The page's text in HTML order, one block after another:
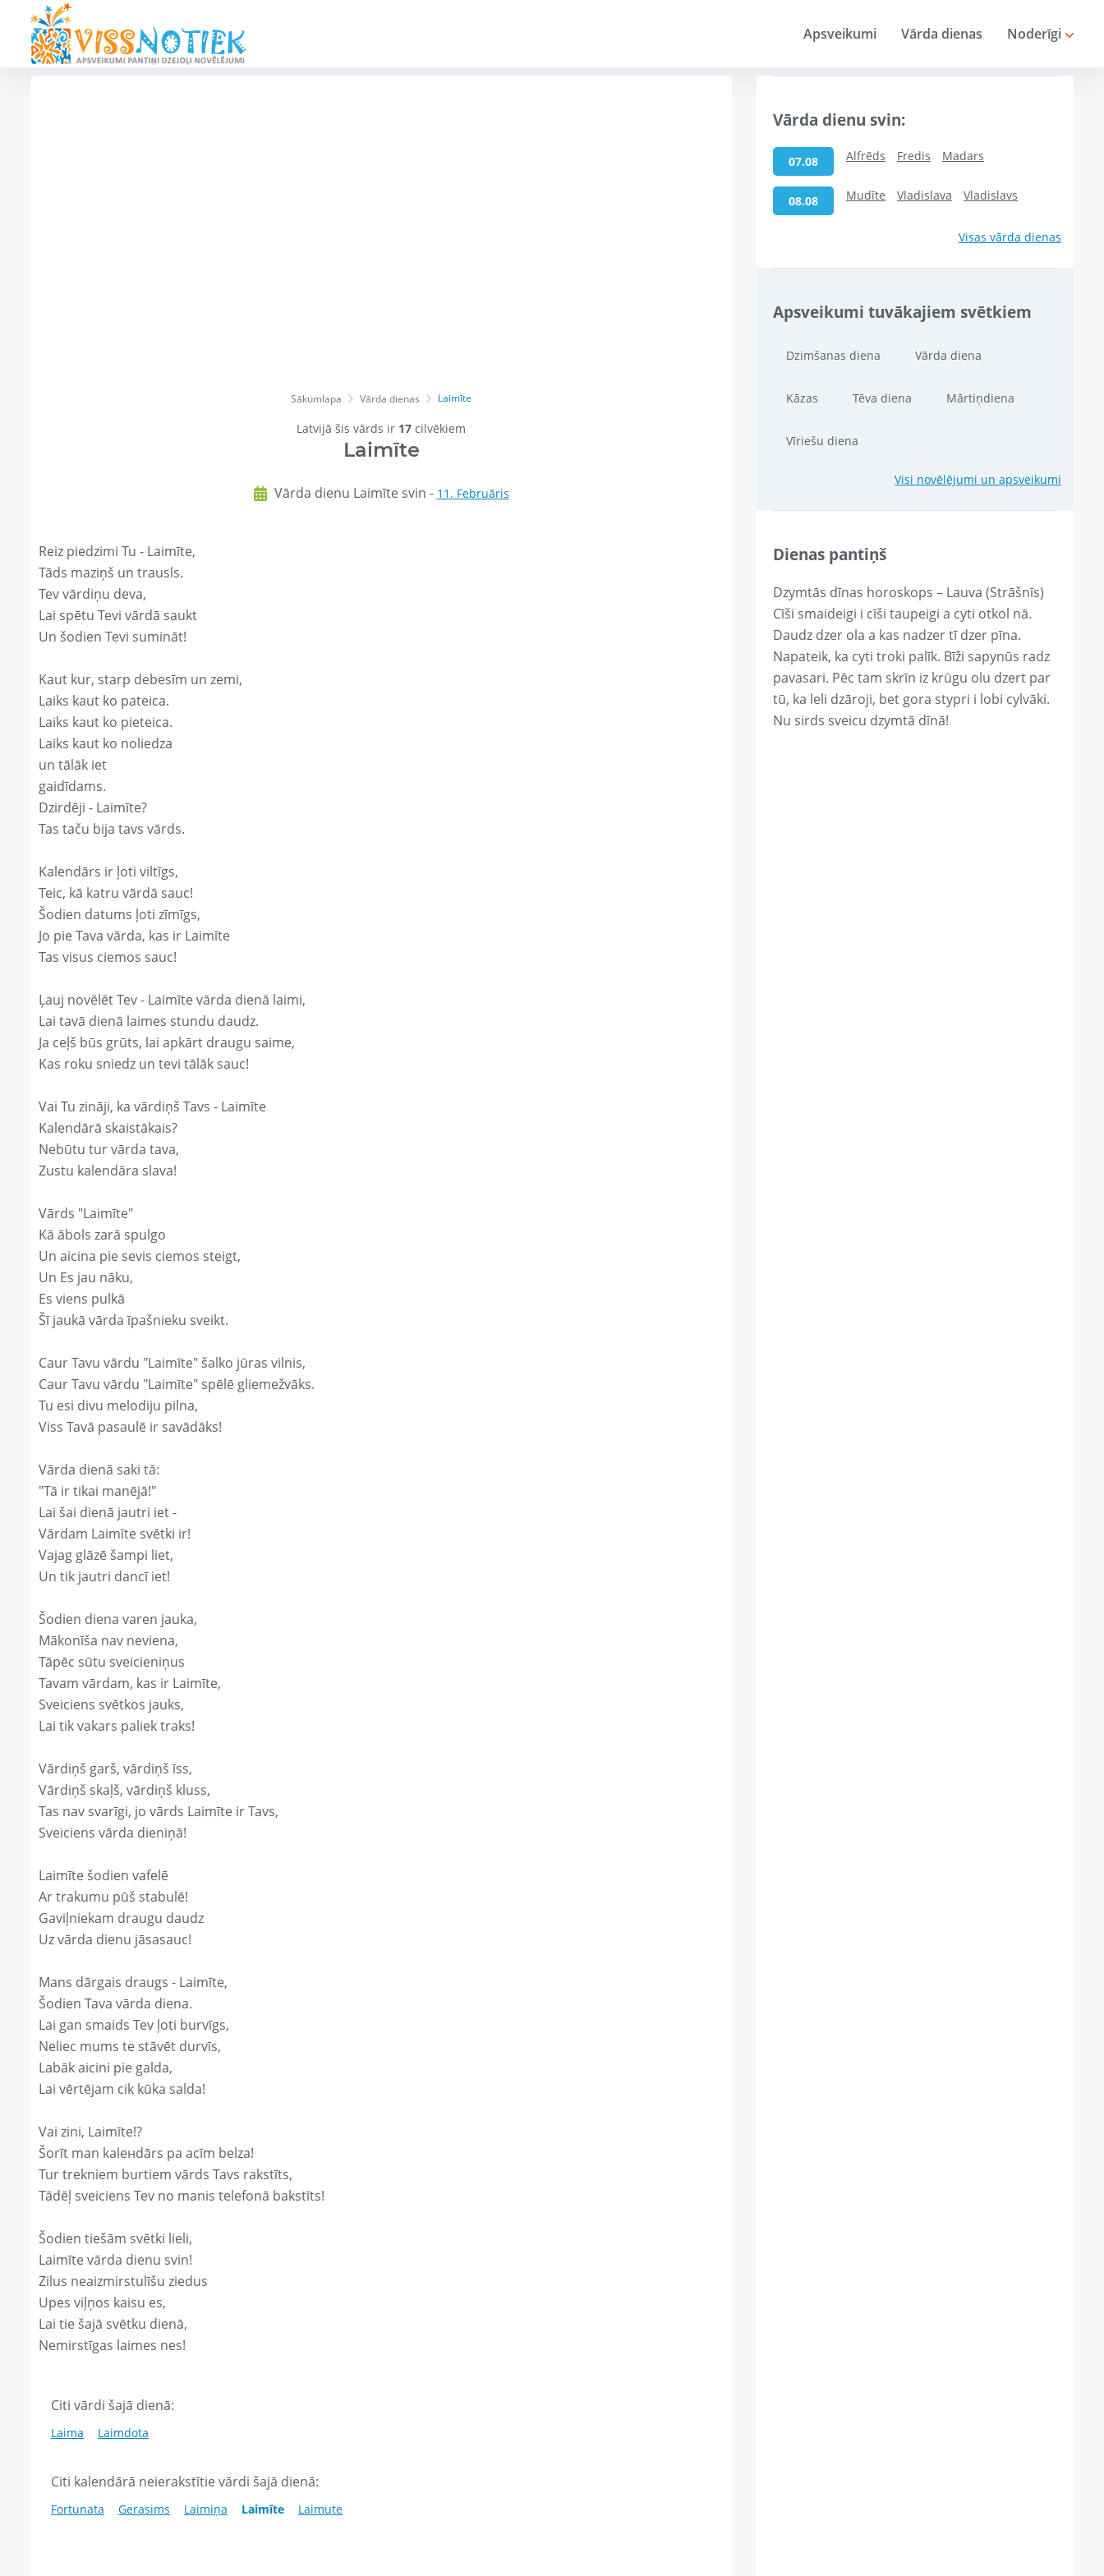
Apsveikumi Vārda dienas Noderīgi
Sākumlapa Vārda dienas Laimīte
Latvijā šis vārds ir 17 cilvēkiem
Laimīte
Vārda dienu Laimīte svin - 11. Februāris
Reiz piedzimi Tu - Laimīte,
Tāds maziņš un trausls.
Tev vārdiņu deva,
Lai spētu Tevi vārdā saukt
Un šodien Tevi sumināt!
Kaut kur, starp debesīm un zemi,
Laiks kaut ko pateica.
Laiks kaut ko pieteica.
Laiks kaut ko noliedza
un tālāk iet
gaidīdams.
Dzirdēji - Laimīte?
Tas taču bija tavs vārds.
Kalendārs ir ļoti viltīgs,
Teic, kā katru vārdā sauc!
Šodien datums ļoti zīmīgs,
Jo pie Tava vārda, kas ir Laimīte
Tas visus ciemos sauc!
Ļauj novēlēt Tev - Laimīte vārda dienā laimi,
Lai tavā dienā laimes stundu daudz.
Ja ceļš būs grūts, lai apkārt draugu saime,
Kas roku sniedz un tevi tālāk sauc!
Vai Tu zināji, ka vārdiņš Tavs - Laimīte
Kalendārā skaistākais?
Nebūtu tur vārda tava,
Zustu kalendāra slava!
Vārds "Laimīte"
Kā ābols zarā spulgo
Un aicina pie sevis ciemos steigt,
Un Es jau nāku,
Es viens pulkā
Šī jaukā vārda īpašnieku sveikt.
Caur Tavu vārdu "Laimīte" šalko jūras vilnis,
Caur Tavu vārdu "Laimīte" spēlē gliemežvāks.
Tu esi divu melodiju pilna,
Viss Tavā pasaulē ir savādāks!
Vārda dienā saki tā:
"Tā ir tikai manējā!"
Lai šai dienā jautri iet -
Vārdam Laimīte svētki ir!
Vajag glāzē šampi liet,
Un tik jautri dancī iet!
Šodien diena varen jauka,
Mākonīša nav neviena,
Tāpēc sūtu sveicieniņus
Tavam vārdam, kas ir Laimīte,
Sveiciens svētkos jauks,
Lai tik vakars paliek traks!
Vārdiņš garš, vārdiņš īss,
Vārdiņš skaļš, vārdiņš kluss,
Tas nav svarīgi, jo vārds Laimīte ir Tavs,
Sveiciens vārda dieniņā!
Laimīte šodien vafelē
Ar trakumu pūš stabulē!
Gaviļniekam draugu daudz
Uz vārda dienu jāsasauc!
Mans dārgais draugs - Laimīte,
Šodien Tava vārda diena.
Lai gan smaids Tev ļoti burvīgs,
Neliec mums te stāvēt durvīs,
Labāk aicini pie galda,
Lai vērtējam cik kūka salda!
Vai zini, Laimīte!?
Šorīt man kaleнdārs pa acīm belza!
Tur trekniem burtiem vārds Tavs rakstīts,
Tādēļ sveiciens Tev no manis telefonā bakstīts!
Šodien tiešām svētki lieli,
Laimīte vārda dienu svin!
Zilus neaizmirstulīšu ziedus
Upes viļņos kaisu es,
Lai tie šajā svētku dienā,
Nemirstīgas laimes nes!
Citi vārdi šajā dienā:
Laima Laimdota
Citi kalendārā neierakstītie vārdi šajā dienā:
Fortunata Gerasims Laimiņa Laimīte Laimute
Vārda dienu svin:
07.08 Alfrēds Fredis Madars
08.08 Mudīte Vladislava Vladislavs
Visas vārda dienas
Apsveikumi tuvākajiem svētkiem
Dzimšanas diena Vārda diena
Kāzas Tēva diena Mārtiņdiena
Vīriešu diena
Visi novēlējumi un apsveikumi
Dienas pantiņš
Dzymtās dīnas horoskops – Lauva (Strāšnīs)
Cīši smaideigi i cīši taupeigi a cyti otkol nā.
Daudz dzer ola a kas nadzer tī dzer pīna.
Napateik, ka cyti troki palīk. Bīži sapynūs radz
pavasari. Pēc tam skrīn iz krūgu olu dzert par
tū, ka leli dzāroji, bet gora stypri i lobi cylvāki.
Nu sirds sveicu dzymtā dīnā!